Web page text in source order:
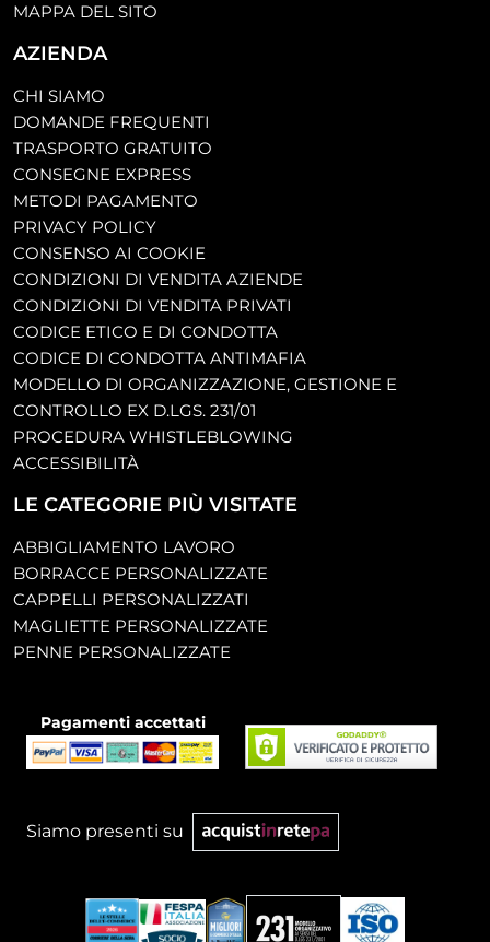
MAPPA DEL SITO
AZIENDA
CHI SIAMO
DOMANDE FREQUENTI
TRASPORTO GRATUITO
CONSEGNE EXPRESS
METODI PAGAMENTO
PRIVACY POLICY
CONSENSO AI COOKIE
CONDIZIONI DI VENDITA AZIENDE
CONDIZIONI DI VENDITA PRIVATI
CODICE ETICO E DI CONDOTTA
CODICE DI CONDOTTA ANTIMAFIA
MODELLO DI ORGANIZZAZIONE, GESTIONE E
CONTROLLO EX D.LGS. 231/01
PROCEDURA WHISTLEBLOWING
ACCESSIBILITÀ
LE CATEGORIE PIÙ VISITATE
ABBIGLIAMENTO LAVORO
BORRACCE PERSONALIZZATE
CAPPELLI PERSONALIZZATI
MAGLIETTE PERSONALIZZATE
PENNE PERSONALIZZATE
Pagamenti accettati
Siamo presenti su